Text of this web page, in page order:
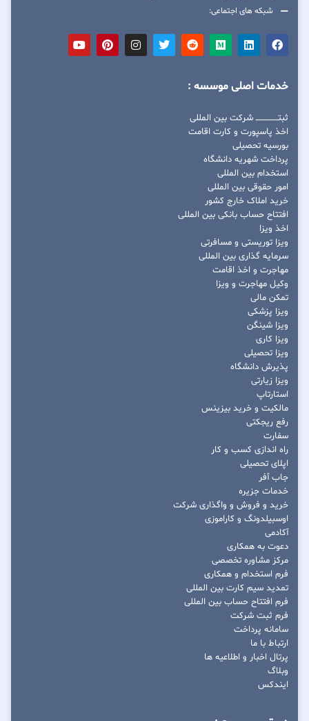
شبکه های اجتماعی:
خدمات اصلی موسسه :
ثبتــــــــــــــــ شرکت بین المللی
اخذ پاسپورت و کارت اقامت
بورسیه تحصیلی
پرداخت شهریه دانشگاه
استخدام بین المللی
امور حقوقی بین المللی
خرید املاک خارج کشور
افتتاح حساب بانکی بین المللی
اخذ ویزا
ویزا توریستی و مسافرتی
سرمایه گذاری بین المللی
مهاجرت و اخذ اقامت
وکیل مهاجرت و ویزا
تمکن مالی
ویزا پزشکی
ویزا شینگن
ویزا کاری
ویزا تحصیلی
پذیرش دانشگاه
ویزا زیارتی
استارتاپ
مالکیت و خرید بیزینس
رفع ریجکتی
سفارت
راه اندازی کسب و کار
اپلای تحصیلی
جاب آفر
خدمات جزیره
خرید و فروش و واگذاری شرکت
اوسبیلدونگ و کاراموزی
آکادمی
دعوت به همکاری
مرکز مشاوره تخصصی
فرم استخدام و همکاری
تمدید سیم کارت بین المللی
فرم افتتاح حساب بین المللی
فرم ثبت شرکت
سامانه پرداخت
ارتباط با ما
پرتال اخبار و اطلاعیه ها
وبلاگ
ایندکس